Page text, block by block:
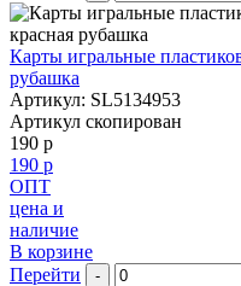
Карты игральные
рубашка
Артикул: SL5134953
Артикул скопирован
190 р
190 р
ОПТ
цена и
наличие
В корзине
Перейти
-